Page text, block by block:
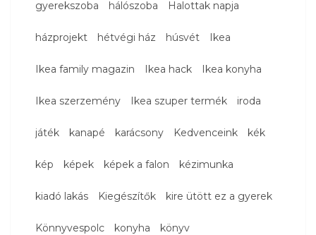
gyerekszoba hálószoba Halottak napja
házprojekt hétvégi ház húsvét Ikea
Ikea family magazin Ikea hack Ikea konyha
Ikea szerzemény Ikea szuper termék iroda
játék kanapé karácsony Kedvenceink kék
kép képek képek a falon kézimunka
kiadó lakás Kiegészítők kire ütött ez a gyerek
Könnyvespolc konyha könyv